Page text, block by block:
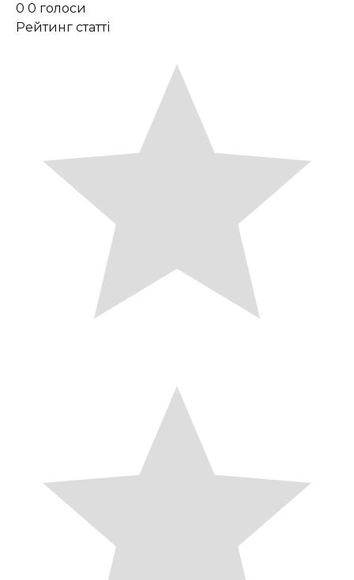
0 0 голоси
Рейтинг статті